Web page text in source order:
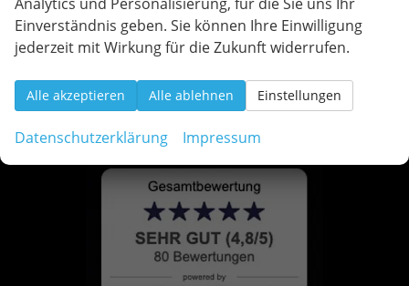
Einverständnis geben. Sie können Ihre Einwilligung
jederzeit mit Wirkung für die Zukunft widerrufen.
Alle akzeptieren Alle ablehnen Einstellungen
Datenschutzerklärung Impressum